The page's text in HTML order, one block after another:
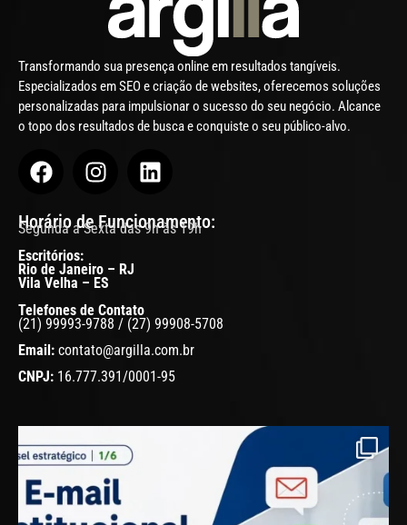
Transformando sua presença online em resultados tangíveis.
Especializados em SEO e criação de websites, oferecemos soluções
personalizadas para impulsionar o sucesso do seu negócio. Alcance
o topo dos resultados de busca e conquiste o seu público-alvo.
Horário de Funcionamento:
Segunda a Sexta das 9h às 19h
Escritórios:
Rio de Janeiro – RJ
Vila Velha – ES
Telefones de Contato
(21) 99993-9788 / (27) 99908-5708
Email: contato@argilla.com.br
CNPJ: 16.777.391/0001-95